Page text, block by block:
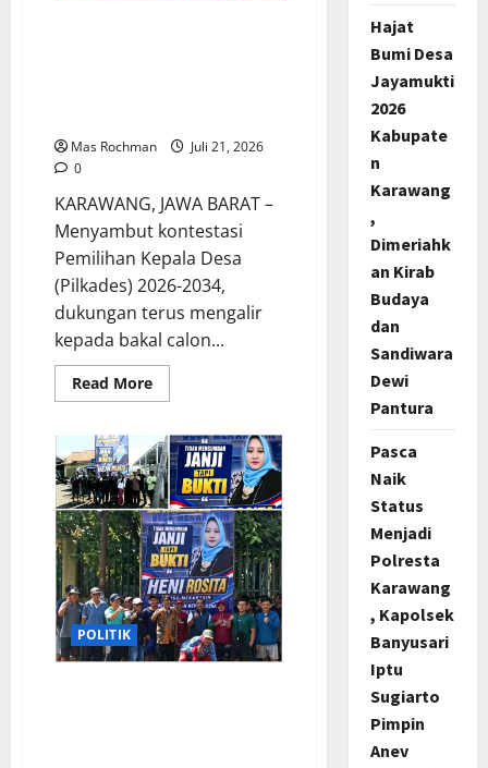
Mas Rochman
Juli 21, 2026
0
KARAWANG, JAWA BARAT –
Menyambut kontestasi
Pemilihan Kepala Desa
(Pilkades) 2026-2034,
dukungan terus mengalir
kepada bakal calon...
Read MoreRead
more
Dukung
Penuh
Program
Kerja
Damanhuri
(Bani):
“Bukan
Janji
Tapi
Kerja
Nyata
Untuk
Desa
Pamekaran-
Karawang”
POLITIK
Hajat
Bumi Desa
Jayamukti
2026
Kabupate
n
Karawang
,
Dimeriahk
an Kirab
Budaya
dan
Sandiwara
Dewi
Pantura
Pasca
Naik
Status
Menjadi
Polresta
Karawang
, Kapolsek
Banyusari
Iptu
Sugiarto
Pimpin
Anev